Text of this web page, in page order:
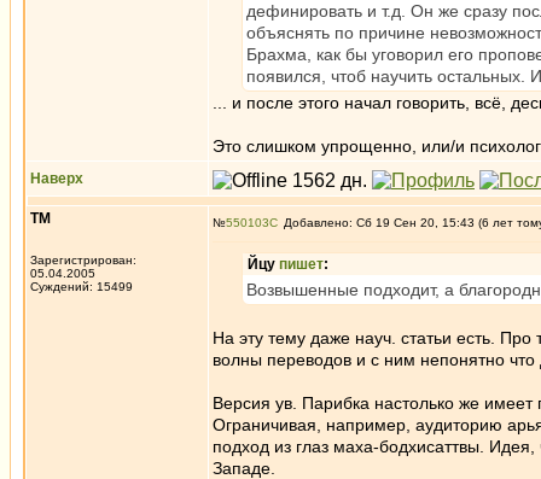
дефинировать и т.д. Он же сразу
объяснять по причине
Брахма, как бы уговорил его
появился, чтоб научить остальных.
... и после этого начал говорить, всё,
Это слишком упрощенно, или/и
Наверх
ТМ
Зарегистрирован:
05.04.2005
Суждений: 15499
№550103 Добавлено: Сб 19 Сен 20, 15:43 (6 лет
Йцу пишет:
Возвышенные подходит, а
На эту тему даже науч. статьи есть.
волны переводов и с ним непонятно что
Версия ув. Парибка настолько же
Ограничивая, например, аудиторию
подход из глаз маха-бодхисаттвы.
Западе.